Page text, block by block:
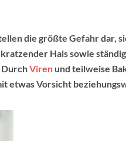
die größte Gefahr dar,
Hals sowie
DurchViren und teilweise
etwas Vorsicht